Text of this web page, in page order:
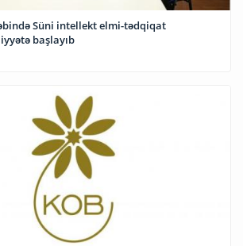
Süni intellekt elmi-tədqiqat
başlayıb